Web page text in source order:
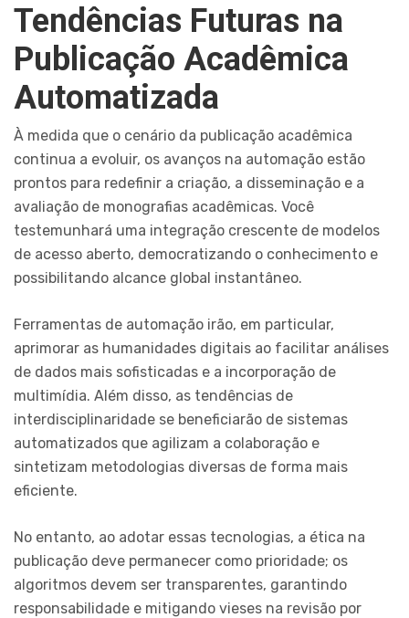
Tendências Futuras na
Publicação Acadêmica
Automatizada
À medida que o cenário da publicação acadêmica
continua a evoluir, os avanços na automação estão
prontos para redefinir a criação, a disseminação e a
avaliação de monografias acadêmicas. Você
testemunhará uma integração crescente de modelos
de acesso aberto, democratizando o conhecimento e
possibilitando alcance global instantâneo.
Ferramentas de automação irão, em particular,
aprimorar as humanidades digitais ao facilitar análises
de dados mais sofisticadas e a incorporação de
multimídia. Além disso, as tendências de
interdisciplinaridade se beneficiarão de sistemas
automatizados que agilizam a colaboração e
sintetizam metodologias diversas de forma mais
eficiente.
No entanto, ao adotar essas tecnologias, a ética na
publicação deve permanecer como prioridade; os
algoritmos devem ser transparentes, garantindo
responsabilidade e mitigando vieses na revisão por